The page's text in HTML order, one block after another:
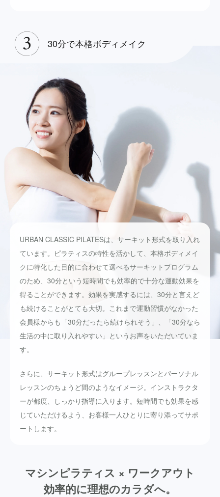
30分で本格ボディメイク
URBAN CLASSIC PILATESは、サーキット形式を取り入れ
ています。ピラティスの特性を活かして、本格ボディメイ
クに特化した目的に合わせて選べるサーキットプログラム
のため、30分という短時間でも効率的で十分な運動効果を
得ることができます。効果を実感するには、30分と言えど
も続けることがとても大切。これまで運動習慣がなかった
会員様からも「30分だったら続けられそう」、「30分なら
生活の中に取り入れやすい」というお声をいただいていま
す。
さらに、サーキット形式はグループレッスンとパーソナル
レッスンのちょうど間のようなイメージ。インストラクタ
ーが都度、しっかり指導に入ります。短時間でも効果を感
じていただけるよう、お客様一人ひとりに寄り添ってサポ
ートします。
マシンピラティス × ワークアウト
効率的に理想のカラダへ。